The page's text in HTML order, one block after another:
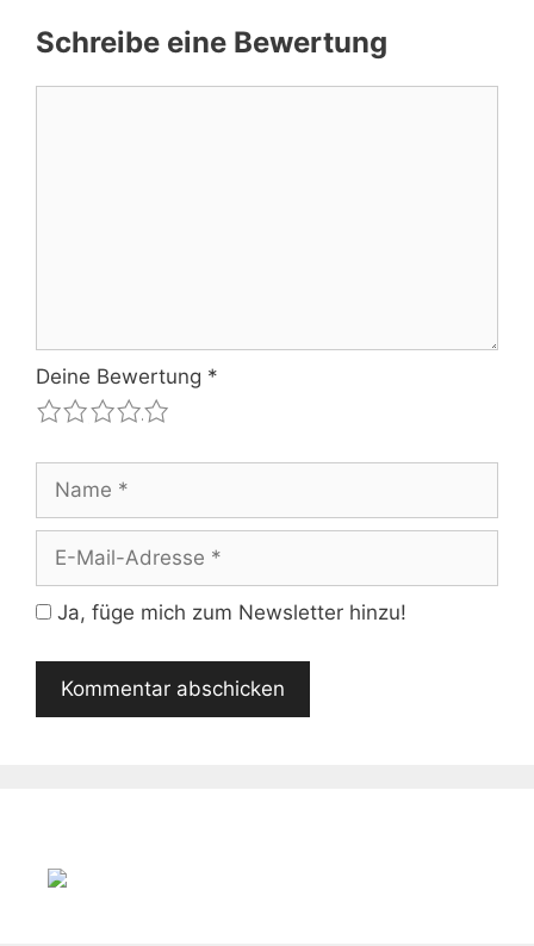
Schreibe eine Bewertung
Deine Bewertung *
4
3
2
1
Mail-
Adresse
Ja, füge mich zum Newsletter hinzu!